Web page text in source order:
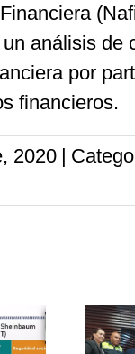
análisis de
por
financieros.
2020 |